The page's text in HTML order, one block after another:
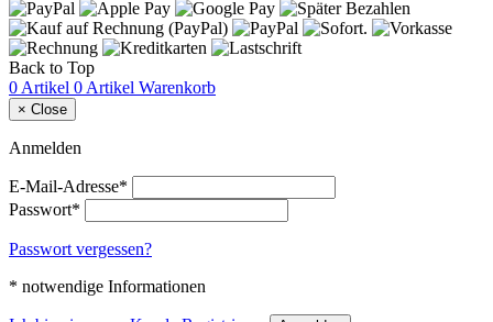
Back to Top
0 Artikel 0 Artikel Warenkorb
× Close
Anmelden
E-Mail-Adresse*
Passwort*
Passwort vergessen?
* notwendige Informationen